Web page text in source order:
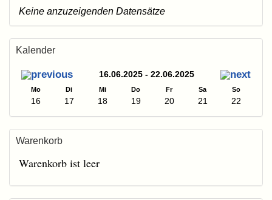
Keine anzuzeigenden Datensätze
Kalender
16.06.2025 - 22.06.2025
Mo Di Mi Do Fr Sa So
16 17 18 19 20 21 22
Warenkorb
Warenkorb ist leer